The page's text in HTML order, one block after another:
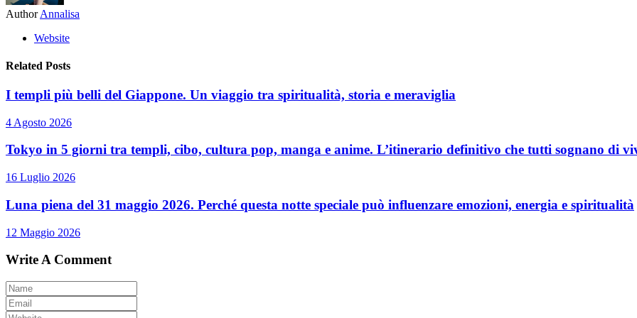
Author Annalisa
Website
Related Posts
I templi più belli del Giappone. Un viaggio tra spiritualità, storia e meraviglia
4 Agosto 2026
Tokyo in 5 giorni tra templi, cibo, cultura pop, manga e anime. L’itinerario definitivo che tutti sognano di
16 Luglio 2026
Luna piena del 31 maggio 2026. Perché questa notte speciale può influenzare emozioni, energia e spiritualità
12 Maggio 2026
Write A Comment